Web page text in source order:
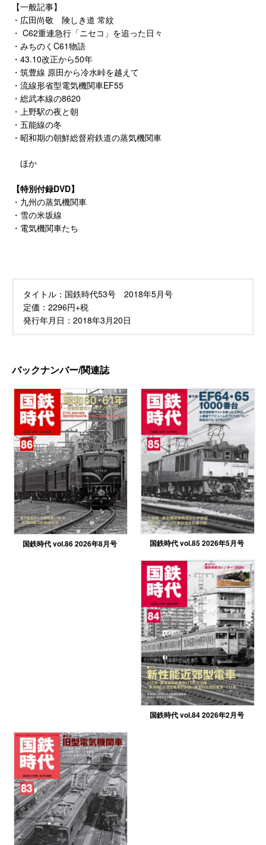
【一般記事】
・広田尚敬 険しき道 常紋
・ C62重連急行「ニセコ」を追った日々
・みちのくC61物語
・43.10改正から50年
・筑豊線 原田から冷水峠を越えて
・流線形省型電気機関車EF55
・総武本線の8620
・上野駅の夜と朝
・五能線の冬
・昭和期の朝鮮総督府鉄道の蒸気機関車
ほか
【特別付録DVD】
・九州の蒸気機関車
・雪の米坂線
・電気機関車たち
タイトル： 国鉄時代53号 2018年5月号
定価： 2296円+税
発行年月日： 2018年3月20日
バックナンバー/関連誌
国鉄時代 vol.86 2026年8月号 国鉄時代 vol.85 2026年5月号
国鉄時代 vol.84 2026年2月号